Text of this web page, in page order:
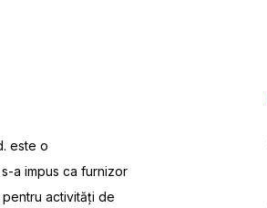
este o
a impus ca furnizor
activități de